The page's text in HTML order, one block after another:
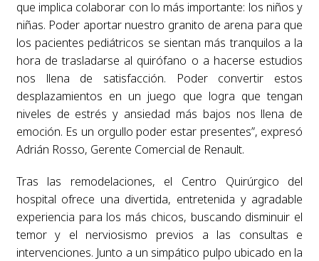
que implica colaborar con lo más importante: los niños y
niñas. Poder aportar nuestro granito de arena para que
los pacientes pediátricos se sientan más tranquilos a la
hora de trasladarse al quirófano o a hacerse estudios
nos llena de satisfacción. Poder convertir estos
desplazamientos en un juego que logra que tengan
niveles de estrés y ansiedad más bajos nos llena de
emoción. Es un orgullo poder estar presentes”, expresó
Adrián Rosso, Gerente Comercial de Renault.
Tras las remodelaciones, el Centro Quirúrgico del
hospital ofrece una divertida, entretenida y agradable
experiencia para los más chicos, buscando disminuir el
temor y el nerviosismo previos a las consultas e
intervenciones. Junto a un simpático pulpo ubicado en la